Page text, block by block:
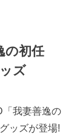
の初任
ズ
我妻善逸の
ッズが登場!